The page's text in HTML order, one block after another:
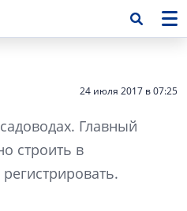
24 июля 2017 в 07:25
Главный
строить в